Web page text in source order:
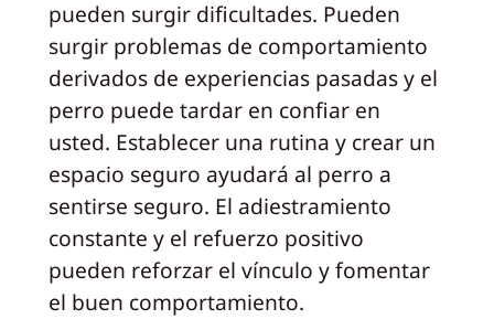
pueden surgir dificultades. Pueden
surgir problemas de comportamiento
derivados de experiencias pasadas y el
perro puede tardar en confiar en
usted. Establecer una rutina y crear un
espacio seguro ayudará al perro a
sentirse seguro. El adiestramiento
constante y el refuerzo positivo
pueden reforzar el vínculo y fomentar
el buen comportamiento.